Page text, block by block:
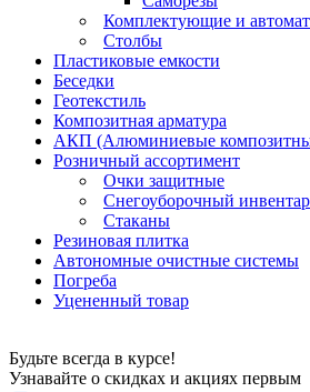
Комплектующие и
Столбы
Пластиковые емкости
Беседки
Геотекстиль
Композитная арматура
АКП (Алюминиевые
Розничный ассортимент
Очки защитные
Снегоуборочный
Стаканы
Резиновая плитка
Автономные очистные системы
Погреба
Уцененный товар
Будьте всегда в курсе!
Узнавайте о скидках и акциях первым